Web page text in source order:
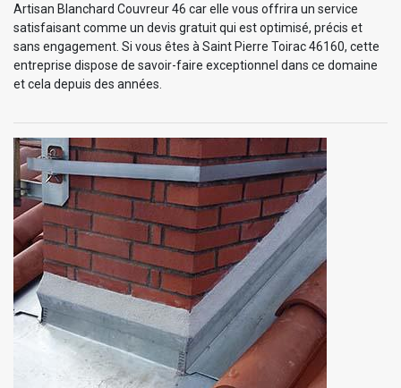
Artisan Blanchard Couvreur 46 car elle vous offrira un service
satisfaisant comme un devis gratuit qui est optimisé, précis et
sans engagement. Si vous êtes à Saint Pierre Toirac 46160, cette
entreprise dispose de savoir-faire exceptionnel dans ce domaine
et cela depuis des années.